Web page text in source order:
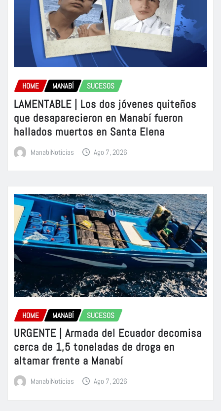
HOME MANABÍ SUCESOS
LAMENTABLE | Los dos jóvenes quiteños
que desaparecieron en Manabí fueron
hallados muertos en Santa Elena
ManabiNoticias Ago 7, 2026
HOME MANABÍ SUCESOS
URGENTE | Armada del Ecuador decomisa
cerca de 1,5 toneladas de droga en
altamar frente a Manabí
ManabiNoticias Ago 7, 2026